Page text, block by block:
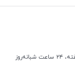
هفت روز هفته، ۲۴ ساعت شبانه‌روز